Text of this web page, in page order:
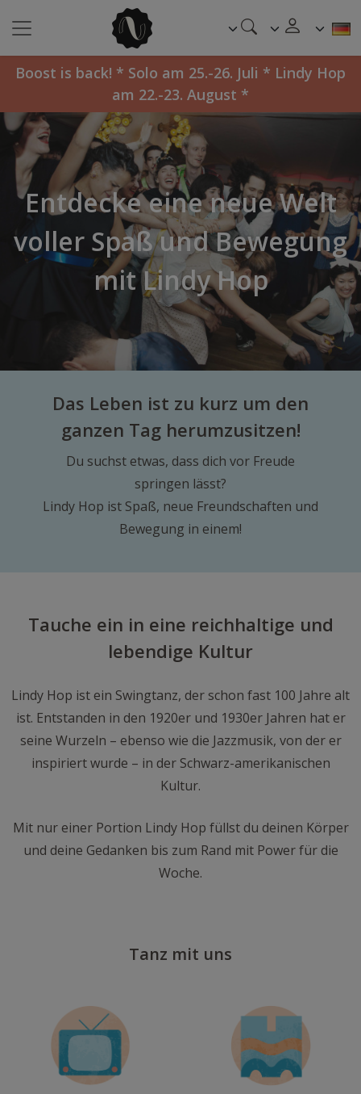
Boost is back! * Solo am 25.-26. Juli * Lindy Hop
am 22.-23. August *
Entdecke eine neue Welt
voller Spaß und Bewegung
mit Lindy Hop
Das Leben ist zu kurz um den
ganzen Tag herumzusitzen!
Du suchst etwas, dass dich vor Freude
springen lässt?
Lindy Hop ist Spaß, neue Freundschaften und
Bewegung in einem!
Tauche ein in eine reichhaltige und
lebendige Kultur
Lindy Hop ist ein Swingtanz, der schon fast 100 Jahre alt
ist. Entstanden in den 1920er und 1930er Jahren hat er
seine Wurzeln – ebenso wie die Jazzmusik, von der er
inspiriert wurde – in der Schwarz-amerikanischen
Kultur.
Mit nur einer Portion Lindy Hop füllst du deinen Körper
und deine Gedanken bis zum Rand mit Power für die
Woche.
Tanz mit uns